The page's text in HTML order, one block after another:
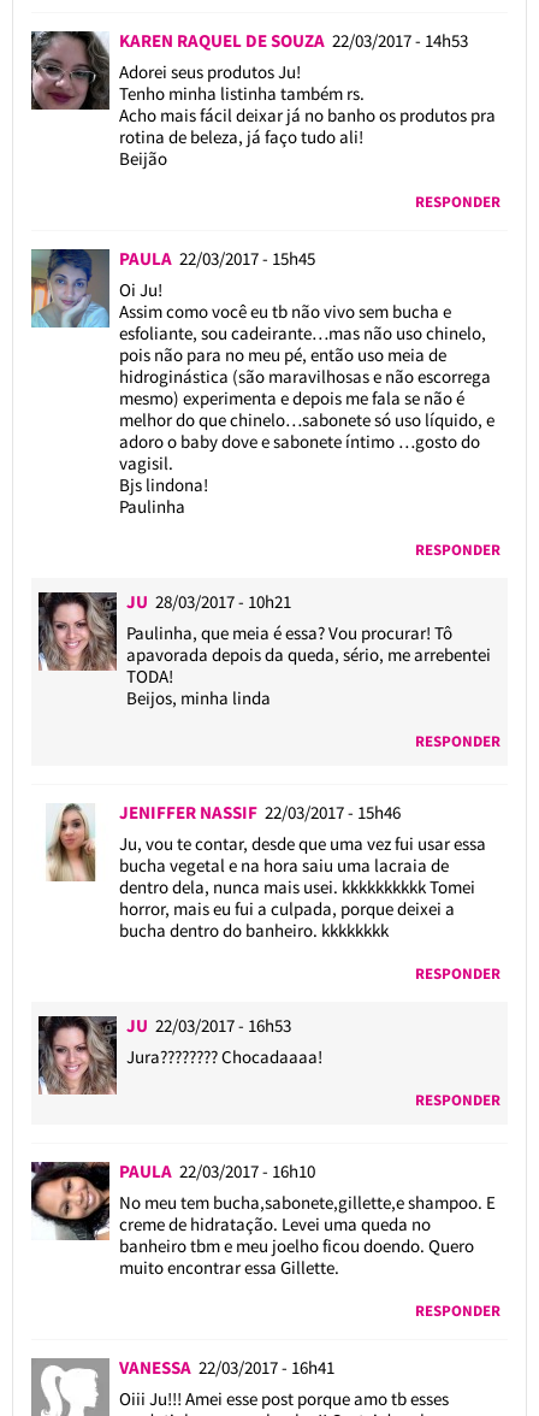
KAREN RAQUEL DE SOUZA 22/03/2017 - 14h53
Adorei seus produtos Ju!
Tenho minha listinha também rs.
Acho mais fácil deixar já no banho os produtos pra
rotina de beleza, já faço tudo ali!
Beijão
RESPONDER
PAULA 22/03/2017 - 15h45
Oi Ju!
Assim como você eu tb não vivo sem bucha e
esfoliante, sou cadeirante…mas não uso chinelo,
pois não para no meu pé, então uso meia de
hidroginástica (são maravilhosas e não escorrega
mesmo) experimenta e depois me fala se não é
melhor do que chinelo…sabonete só uso líquido, e
adoro o baby dove e sabonete íntimo …gosto do
vagisil.
Bjs lindona!
Paulinha
RESPONDER
JU 28/03/2017 - 10h21
Paulinha, que meia é essa? Vou procurar! Tô
apavorada depois da queda, sério, me arrebentei
TODA!
Beijos, minha linda
RESPONDER
JENIFFER NASSIF 22/03/2017 - 15h46
Ju, vou te contar, desde que uma vez fui usar essa
bucha vegetal e na hora saiu uma lacraia de
dentro dela, nunca mais usei. kkkkkkkkkk Tomei
horror, mais eu fui a culpada, porque deixei a
bucha dentro do banheiro. kkkkkkkk
RESPONDER
JU 22/03/2017 - 16h53
Jura???????? Chocadaaaa!
RESPONDER
PAULA 22/03/2017 - 16h10
No meu tem bucha,sabonete,gillette,e shampoo. E
creme de hidratação. Levei uma queda no
banheiro tbm e meu joelho ficou doendo. Quero
muito encontrar essa Gillette.
RESPONDER
VANESSA 22/03/2017 - 16h41
Oiii Ju!!! Amei esse post porque amo tb esses